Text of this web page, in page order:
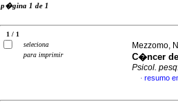
p�gina 1 de 1
1 / 1
seleciona
para imprimir
Mezzomo,
C�ncer
Psicol.
· resumo